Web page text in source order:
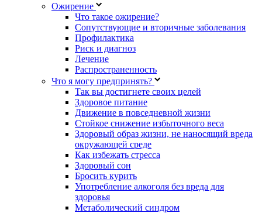
Ожирение
Что такое ожирение?
Сопутствующие и вторичные заболевания
Профилактика
Риск и диагноз
Лечение
Распространенность
Что я могу предпринять?
Так вы достигнете своих целей
Здоровое питание
Движение в повседневной жизни
Стойкое снижение избыточного веса
Здоровый образ жизни, не наносящий вреда
окружающей среде
Как избежать стресса
Здоровый сон
Бросить курить
Употребление алкоголя без вреда для
здоровья
Метаболический синдром